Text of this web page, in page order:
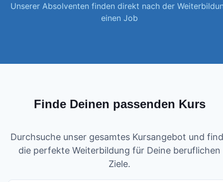
Unserer Absolventen finden direkt nach der
einen Job
Finde Deinen passenden Kurs
Durchsuche unser gesamtes Kursangebot und
die perfekte Weiterbildung für Deine beruflichen
Ziele.